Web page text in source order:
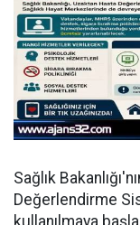
Sağlık
Değerlendirme
kullanılmaya